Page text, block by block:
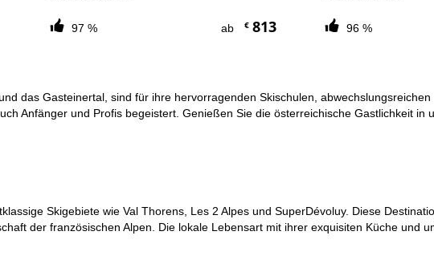
97 % ab €813 96 %
das Gasteinertal, sind für ihre hervorragenden Skischulen,
Anfänger und Profis begeistert. Genießen Sie die österreichische Gastlichkeit
Skigebiete wie Val Thorens, Les 2 Alpes und SuperDévoluy. Diese
der französischen Alpen. Die lokale Lebensart mit ihrer exquisiten Küche und